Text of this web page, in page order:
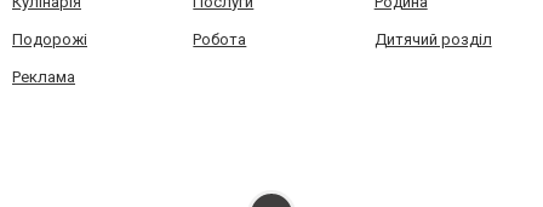
Подорожі Робота Дитячий розділ
Реклама